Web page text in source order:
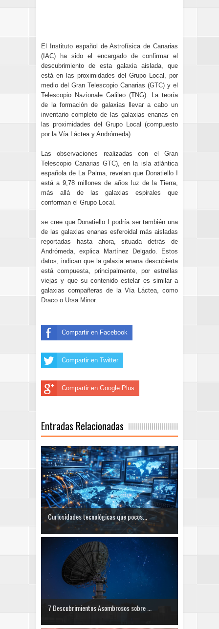
El Instituto español de Astrofísica de Canarias
(IAC) ha sido el encargado de confirmar el
descubrimiento de esta galaxia aislada, que
está en las proximidades del Grupo Local, por
medio del Gran Telescopio Canarias (GTC) y el
Telescopio Nazionale Galileo (TNG). La teoría
de la formación de galaxias llevar a cabo un
inventario completo de las galaxias enanas en
las proximidades del Grupo Local (compuesto
por la Vía Láctea y Andrómeda).
Las observaciones realizadas con el Gran
Telescopio Canarias GTC), en la isla atlántica
española de La Palma, revelan que Donatiello I
está a 9,78 millones de años luz de la Tierra,
más allá de las galaxias espirales que
conforman el Grupo Local.
se cree que Donatiello I podría ser también una
de las galaxias enanas esferoidal más aisladas
reportadas hasta ahora, situada detrás de
Andrómeda, explica Martínez Delgado.
Estos
datos, indican que la galaxia enana descubierta
está compuesta, principalmente, por estrellas
viejas y que su contenido estelar es similar a
galaxias compañeras de la Vía Láctea, como
Draco o Ursa Minor.
Compartir en Facebook
Compartir en Twitter
Compartir en Google Plus
Entradas Relacionadas
Curiosidades tecnológicas que pocos...
7 Descubrimientos Asombrosos sobre ...